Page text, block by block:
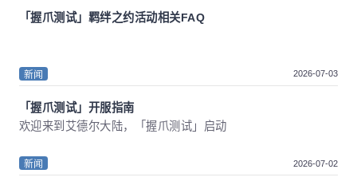
「握爪测试」羁绊之约活动相关FAQ
新闻 2026-07-03
「握爪测试」开服指南
欢迎来到艾德尔大陆，「握爪测试」启动
新闻 2026-07-02